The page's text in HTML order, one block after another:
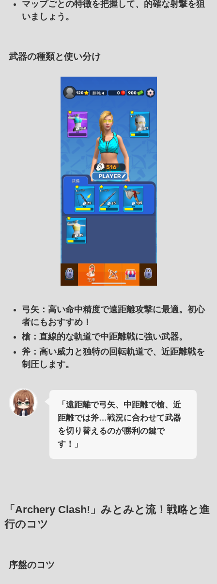
マップごとの特徴を把握して、的確な射撃を狙
いましょう。
武器の種類と使い分け
弓矢：高い命中精度で遠距離攻撃に最適。初心
者にもおすすめ！
槍：直線的な軌道で中距離戦に強い武器。
斧：高い威力と独特の回転軌道で、近距離戦を
制圧します。
「遠距離で弓矢、中距離で槍、近
距離では斧…戦況に合わせて武器
を切り替えるのが勝利の鍵で
す！」
「Archery Clash!」みとみと流！戦略と進
行のコツ
序盤のコツ